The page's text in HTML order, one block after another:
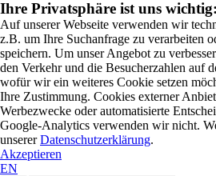
Ihre Privatsphäre ist uns wichtig:
Auf unserer Webseite verwenden wir
z.B. um Ihre Suchanfrage zu verarbeiten
speichern. Um unser Angebot zu
den Verkehr und die Besucherzahlen auf
wofür wir ein weiteres Cookie setzen
Ihre Zustimmung. Cookies externer
Werbezwecke oder automatisierte
Google-Analytics verwenden wir nicht.
unsererDatenschutzerklärung.
Akzeptieren
EN